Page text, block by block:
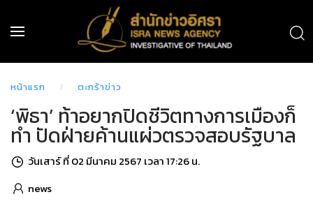
หน้าแรก ตะกร้าข่าว
‘พิธา’ ท้าอยากปิดชีวิตทางการเมืองก็
ทำ ปัดฝ่ายค้านแผ่วตรวจสอบรัฐบาล
วันเสาร์ ที่ 02 มีนาคม 2567 เวลา 17:26 น.
news